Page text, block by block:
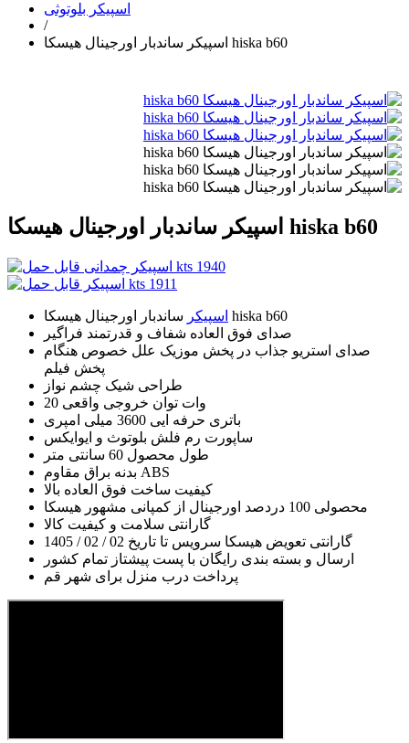
اسپیکر بلوتوثی
/
اسپیکر ساندبار اورجینال هیسکا hiska b60
اسپیکر ساندبار اورجینال هیسکا hiska b60
اسپیکر ساندبار اورجینال هیسکا hiska b60
صدای فوق العاده شفاف و قدرتمند فراگیر
صدای استریو جذاب در پخش موزیک علل خصوص هنگام
پخش فیلم
طراحی شیک چشم نواز
20 وات توان خروجی واقعی
باتری حرفه ایی 3600 میلی امپری
ساپورت رم فلش بلوتوث و ایوایکس
طول محصول 60 سانتی متر
بدنه براق مقاوم ABS
کیفیت ساخت فوق العاده بالا
محصولی 100 دردصد اورجینال از کمپانی مشهور هیسکا
گارانتی سلامت و کیفیت کالا
گارانتی تعویض هیسکا سرویس تا تاریخ 02 / 02 / 1405
ارسال و بسته بندی رایگان با پست پیشتاز تمام کشور
پرداخت درب منزل برای شهر قم